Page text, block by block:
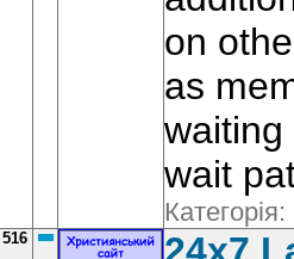
on
as
wait
Категорія:
516